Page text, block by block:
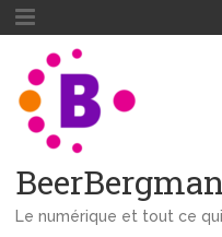
Le numérique et tout ce